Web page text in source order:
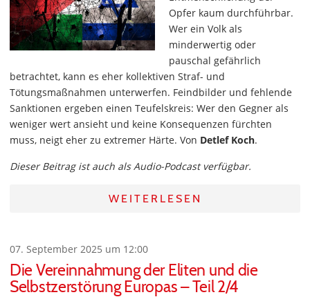
Opfer kaum durchführbar.
Wer ein Volk als
minderwertig oder
pauschal gefährlich
betrachtet, kann es eher kollektiven Straf- und
Tötungsmaßnahmen unterwerfen. Feindbilder und fehlende
Sanktionen ergeben einen Teufelskreis: Wer den Gegner als
weniger wert ansieht und keine Konsequenzen fürchten
muss, neigt eher zu extremer Härte. Von Detlef Koch.
Dieser Beitrag ist auch als Audio-Podcast verfügbar.
WEITERLESEN
07. September 2025 um 12:00
Die Vereinnahmung der Eliten und die
Selbstzerstörung Europas – Teil 2/4